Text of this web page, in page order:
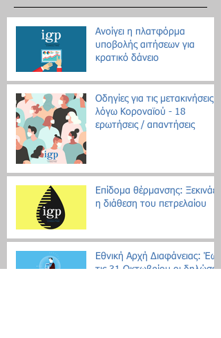
Ανοίγει η πλατφόρμα
υποβολής αιτήσεων για
κρατικό δάνειο
Οδηγίες για τις μετακινήσεις
λόγω Κοροναϊού - 18
ερωτήσεις / απαντήσεις
Επίδομα θέρμανσης: Ξεκινάει
η διάθεση του πετρελαίου
Εθνική Αρχή Διαφάνειας: Έως
τις 31 Οκτωβρίου οι δηλώσεις